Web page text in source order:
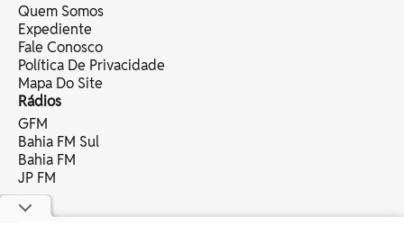
Quem Somos
Expediente
Fale Conosco
Política De Privacidade
Mapa Do Site
Rádios
GFM
Bahia FM Sul
Bahia FM
JP FM